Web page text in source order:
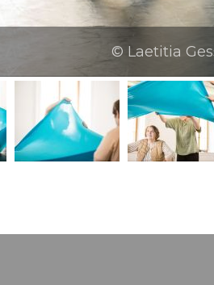
© Laetitia